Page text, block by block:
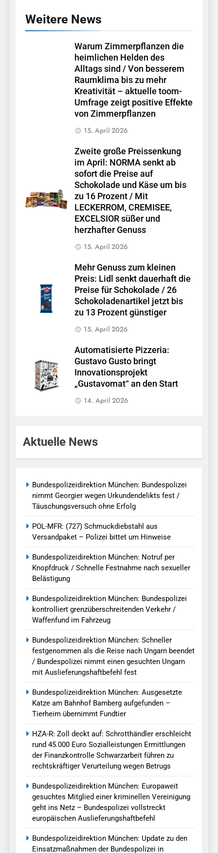
Weitere News
Warum Zimmerpflanzen die
heimlichen Helden des
Alltags sind / Von besserem
Raumklima bis zu mehr
Kreativität – aktuelle toom-
Umfrage zeigt positive Effekte
von Zimmerpflanzen
15. April 2026
Zweite große Preissenkung
im April: NORMA senkt ab
sofort die Preise auf
Schokolade und Käse um bis
zu 16 Prozent / Mit
LECKERROM, CREMISEE,
EXCELSIOR süßer und
herzhafter Genuss
15. April 2026
Mehr Genuss zum kleinen
Preis: Lidl senkt dauerhaft die
Preise für Schokolade / 26
Schokoladenartikel jetzt bis
zu 13 Prozent günstiger
15. April 2026
Automatisierte Pizzeria:
Gustavo Gusto bringt
Innovationsprojekt
„Gustavomat“ an den Start
14. April 2026
Aktuelle News
Bundespolizeidirektion München: Bundespolizei
nimmt Georgier wegen Urkundendelikts fest /
Täuschungsversuch ohne Erfolg
POL-MFR: (727) Schmuckdiebstahl aus
Versandpaket – Polizei bittet um Hinweise
Bundespolizeidirektion München: Notruf per
Knopfdruck / Schnelle Festnahme nach sexueller
Belästigung
Bundespolizeidirektion München: Bundespolizei
kontrolliert grenzüberschreitenden Verkehr /
Waffenfund im Fahrzeug
Bundespolizeidirektion München: Schneller
festgenommen als die Reise nach Ungarn beendet
/ Bundespolizei nimmt einen gesuchten Ungarn
mit Auslieferungshaftbefehl fest
Bundespolizeidirektion München: Ausgesetzte
Katze am Bahnhof Bamberg aufgefunden –
Tierheim übernimmt Fundtier
HZA-R: Zoll deckt auf: Schrotthändler erschleicht
rund 45.000 Euro Sozialleistungen Ermittlungen
der Finanzkontrolle Schwarzarbeit führen zu
rechtskräftiger Verurteilung wegen Betrugs
Bundespolizeidirektion München: Europaweit
gesuchtes Mitglied einer kriminellen Vereinigung
geht ins Netz – Bundespolizei vollstreckt
europäischen Auslieferungshaftbefehl
Bundespolizeidirektion München: Update zu den
Einsatzmaßnahmen der Bundespolizei in